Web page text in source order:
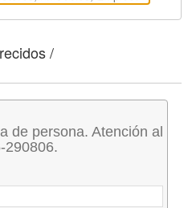
/
de persona. Atención al
290806.